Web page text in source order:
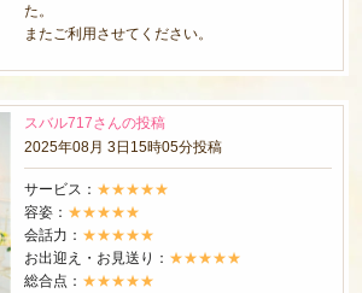
た。
またご利用させてください。
スバル717さんの投稿
2025年08月 3日15時05分投稿
サービス： ★★★★★
容姿： ★★★★★
会話力： ★★★★★
お出迎え・お見送り： ★★★★★
総合点： ★★★★★